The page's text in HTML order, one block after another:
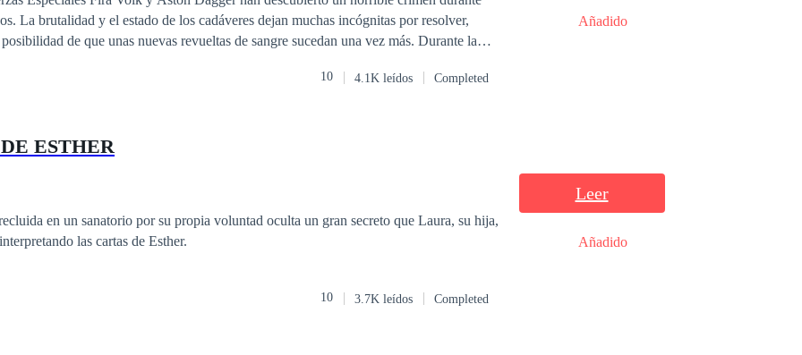
La brutalidad y el estado de los cadáveres dejan muchas incógnitas por resolver,
de que unas nuevas revueltas de sangre sucedan una vez más. Durante la
hacer desaparecer la evidencia y sepultar el crimen como si nada hubiese sucedido, una
sobre el juramento que hizo antes de unirse a la organización que protege a la ciudad.
sus propias convicciones en la silenciosa guerra segregacional entre los
de tanto tiempo juntos como equipo, los sentimientos han aflorado y cada quien
lo que los llevará a plantearse lo que de verdad quieren: ¿Qué vale más?
10 4.1K leídos Completed
Añadido
ESTHER
en un sanatorio por su propia voluntad oculta un gran secreto que Laura, su hija,
las cartas de Esther.
10 3.7K leídos Completed
Leer
Añadido